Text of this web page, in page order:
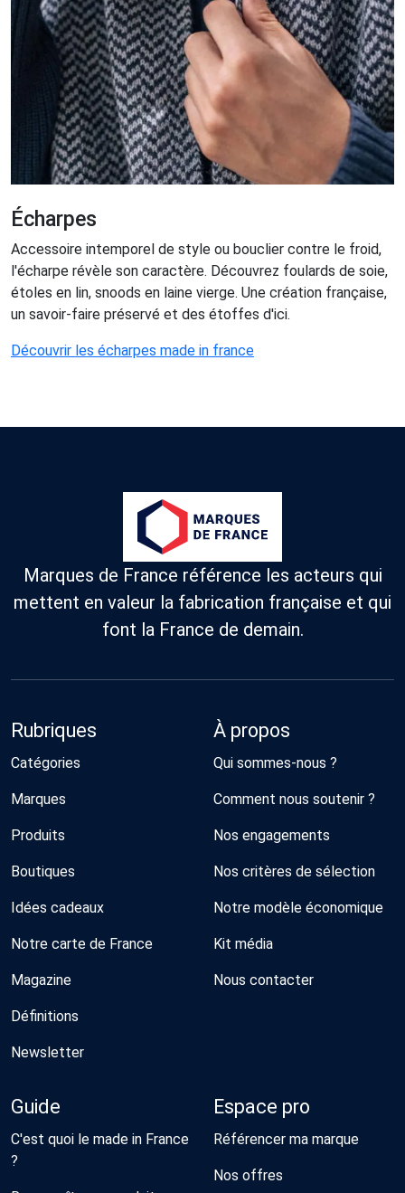
Écharpes
Accessoire intemporel de style ou bouclier contre le froid,
l'écharpe révèle son caractère. Découvrez foulards de soie,
étoles en lin, snoods en laine vierge. Une création française,
un savoir-faire préservé et des étoffes d'ici.
Découvrir les écharpes made in france
Marques de France référence les acteurs qui
mettent en valeur la fabrication française et qui
font la France de demain.
Rubriques
Catégories
Marques
Produits
Boutiques
Idées cadeaux
Notre carte de France
Magazine
Définitions
Newsletter
À propos
Qui sommes-nous ?
Comment nous soutenir ?
Nos engagements
Nos critères de sélection
Notre modèle économique
Kit média
Nous contacter
Guide
C'est quoi le made in France
?
Espace pro
Référencer ma marque
Nos offres